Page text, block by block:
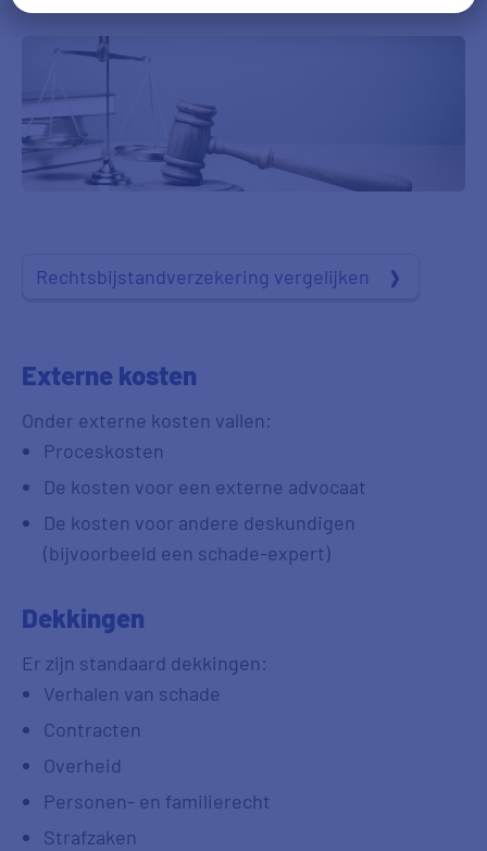
Rechtsbijstandverzekering vergelijken
Externe kosten
Onder externe kosten vallen:
Proceskosten
De kosten voor een externe advocaat
De kosten voor andere deskundigen
(bijvoorbeeld een schade-expert)
Dekkingen
Er zijn standaard dekkingen:
Verhalen van schade
Contracten
Overheid
Personen- en familierecht
Strafzaken